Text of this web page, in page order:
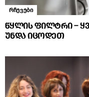
რჩევები
წყლის ფილტრი –
უნდა იცოდეთ